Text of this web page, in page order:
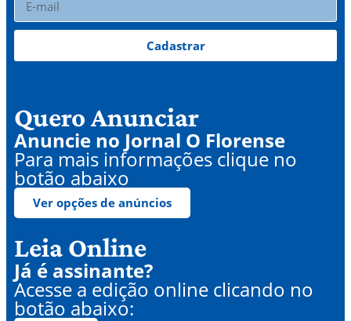
Cadastrar
Quero Anunciar
Anuncie no Jornal O Florense
Para mais informações clique no
botão abaixo
Ver opções de anúncios
Leia Online
Já é assinante?
Acesse a edição online clicando no
botão abaixo: